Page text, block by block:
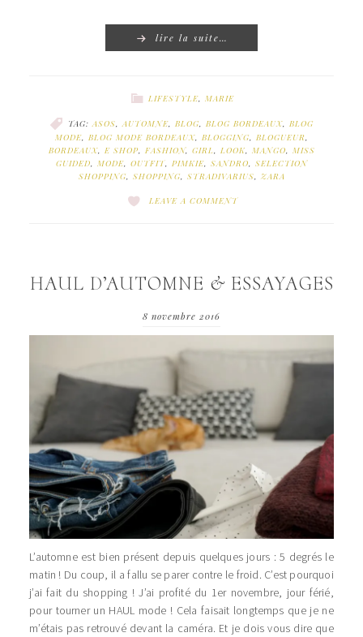
lire la suite…
LIFESTYLE, MARIE
TAG:ASOS,AUTOMNE, BLOG, BLOG BORDEAUX, BLOG
MODE, BLOG MODE BORDEAUX, BLOGGING, BLOGUEUR,
BORDEAUX, E SHOP, FASHION, GIRL, LOOK, MANGO, MISS
GUIDED, MODE, OUTFIT, PIMKIE, SANDRO, SELECTION
SHOPPING, SHOPPING, STRADIVARIUS,ZARA
LEAVE A COMMENT
HAUL D’AUTOMNE & ESSAYAGES
8 novembre 2016
L’automne est bien présent depuis quelques jours : 5 degrés le
matin ! Du coup, il a fallu se parer contre le froid. C’est pourquoi
j’ai fait du shopping ! J’ai profité du 1er novembre, jour férié,
pour tourner un HAUL mode ! Cela faisait longtemps que je ne
m’étais pas retrouvé devant la caméra. Et je dois vous dire que